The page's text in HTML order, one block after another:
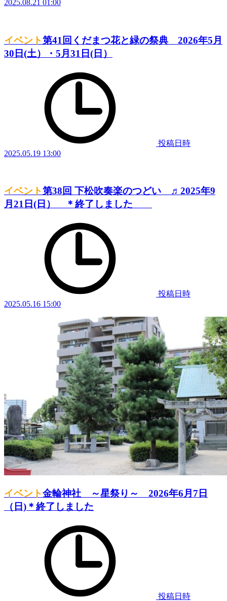
2025.08.21 01:00
イベント第41回くだまつ花と緑の祭典 2026年5月
30日(土）・5月31日(日）
投稿日時
2025.05.19 13:00
イベント第38回 下松吹奏楽のつどい ♬2025年9
月21日(日） ＊終了しました
投稿日時
2025.05.16 15:00
イベント金輪神社 ～星祭り～ 2026年6月7日
（日)＊終了しました
投稿日時